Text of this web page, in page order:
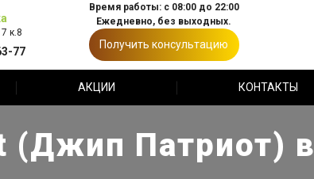
к.8
77
Время работы: с 08:00 до 22:00
Ежедневно, без выходных.
Получить консультацию
АКЦИИ КОНТАКТЫ
(Джип Патриот) в